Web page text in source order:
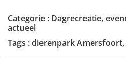
Categorie : Dagrecreatie,
actueel
Tags :dierenpark Amersfoort,